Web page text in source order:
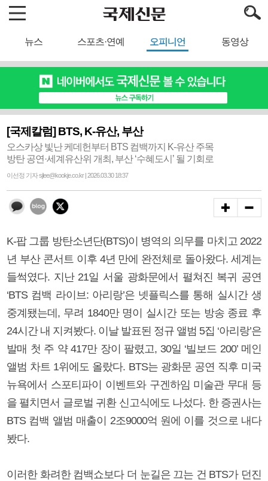
뉴스 스포츠·연예 오피니언 동영상
[국제칼럼] BTS, K-유산, 부산
오스카상 빛난 케데헌부터 BTS 컴백까지 K-유산 주목
방탄 공연·세계유산위 개최, 부산 ‘수혜도시’ 될 기회로
이선정 기자 sjlee@kookje.co.kr | 2026.03.30 18:37
K-팝 그룹 방탄소년단(BTS)이 병역의 의무를 마치고 2022
년 부산 콘서트 이후 4년 만에 완전체로 돌아왔다. 세계는
들썩였다. 지난 21일 서울 광화문에서 펼쳐진 복귀 공연
‘BTS 컴백 라이브: 아리랑’은 넷플릭스를 통해 실시간 생
중계됐는데, 무려 1840만 명이 실시간 또는 방송 종료 후
24시간 내 지켜봤다. 이날 발표된 정규 앨범 5집 ‘아리랑’은
발매 첫 주 약 417만 장이 팔렸고, 30일 ‘빌보드 200’ 메인
앨범 차트 1위에도 올랐다. BTS는 광화문 공연 직후 미국
뉴욕에서 스포티파이 이벤트와 구겐하임 미술관 무대 등
을 펼치면서 글로벌 귀환 신고식에도 나섰다. 한 증권사는
BTS 컴백 앨범 매출이 2조9000억 원에 이를 것으로 내다
봤다.
이러한 화려한 컴백쇼보다 더 눈길은 끄는 건 BTS가 던진